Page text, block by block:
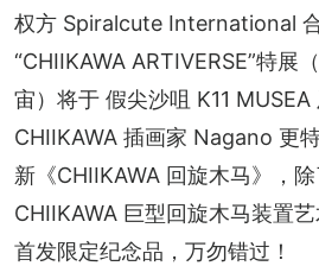
权方 Spiralcute International
“CHIIKAWA ARTIVERSE”特展
宙）将于 假尖沙咀 K11 MUSEA
CHIIKAWA 插画家 Nagano 更
新《CHIIKAWA 回旋木马》，
CHIIKAWA 巨型回旋木马装置
首发限定纪念品，万勿错过！